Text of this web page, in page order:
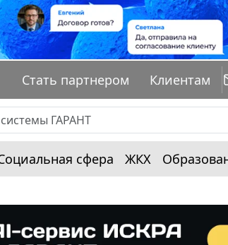
Стать партнером Клиентам
сфера ЖКХ